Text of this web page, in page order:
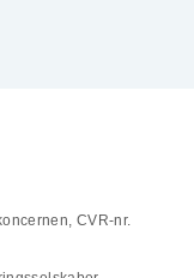
CVR-nr.